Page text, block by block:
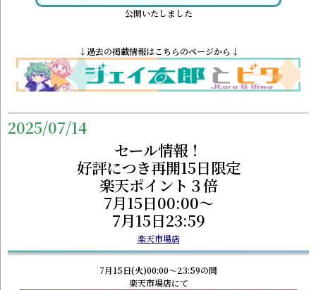
公開いたしました
↓過去の掲載情報はこちらのページから↓
2025/07/14
セール情報！
好評につき再開15日限定
楽天ポイント３倍
7月15日00:00～
7月15日23:59
楽天市場店
7月15日(火)00:00～23:59の間
楽天市場店にて